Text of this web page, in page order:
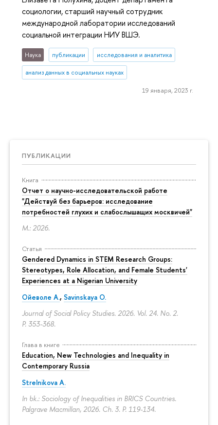
ПУБЛИКАЦИИ
Книга
Отчет о научно-исследовательской работе
"Действуй без барьеров: исследование
потребностей глухих и слабослышащих москвичей"
М.: 2026.
Статья
Gendered Dynamics in STEM Research Groups:
Stereotypes, Role Allocation, and Female Students'
Experiences at a Nigerian University
Ойеволе А., Savinskaya O.
Journal of Social Policy Studies. 2026. Vol. 24. No. 2.
P. 353-368.
Глава в книге
Education, New Technologies and Inequality in
Contemporary Russia
Strelnikova A.
In bk.: Sociology of Inequalities in BRICS Countries.
Palgrave Macmillan, 2026. Ch. 3. P. 119-134.
социологии, старший научный сотрудник
международной лаборатории исследований
социальной интеграции НИУ ВШЭ.
Наука публикации исследования и аналитика
анализ данных в социальных науках
19 января, 2023 г.